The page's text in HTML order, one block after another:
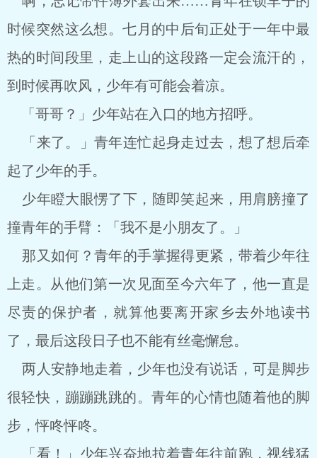
时候突然这么想。七月的中后旬正处于一年中最
热的时间段里，走上山的这段路一定会流汗的，
到时候再吹风，少年有可能会着凉。
「哥哥？」少年站在入口的地方招呼。
「来了。」青年连忙起身走过去，想了想后牵
起了少年的手。
少年瞪大眼愣了下，随即笑起来，用肩膀撞了
撞青年的手臂：「我不是小朋友了。」
那又如何？青年的手掌握得更紧，带着少年往
上走。从他们第一次见面至今六年了，他一直是
尽责的保护者，就算他要离开家乡去外地读书
了，最后这段日子也不能有丝毫懈怠。
两人安静地走着，少年也没有说话，可是脚步
很轻快，蹦蹦跳跳的。青年的心情也随着他的脚
步，怦咚怦咚。
「看！」少年兴奋地拉着青年往前跑，视线猛